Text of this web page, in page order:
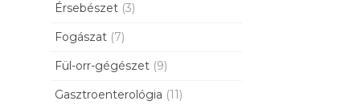
Érsebészet (3)
Fogászat (7)
Fül-orr-gégészet (9)
Gasztroenterológia (11)